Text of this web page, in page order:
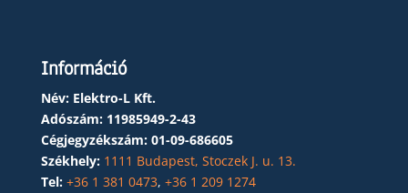
Információ
Név: Elektro-L Kft.
Adószám: 11985949-2-43
Cégjegyzékszám: 01-09-686605
Székhely: 1111 Budapest, Stoczek J. u. 13.
Tel: +36 1 381 0473, +36 1 209 1274